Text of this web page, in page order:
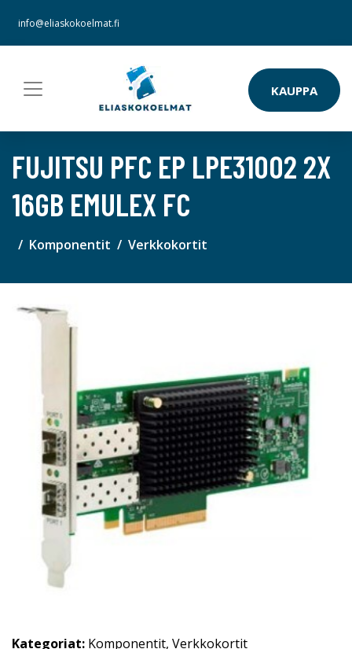
info@eliaskokoelmat.fi
KAUPPA
FUJITSU PFC EP LPE31002 2X
16GB EMULEX FC
Komponentit Verkkokortit
Kategoriat: Komponentit, Verkkokortit